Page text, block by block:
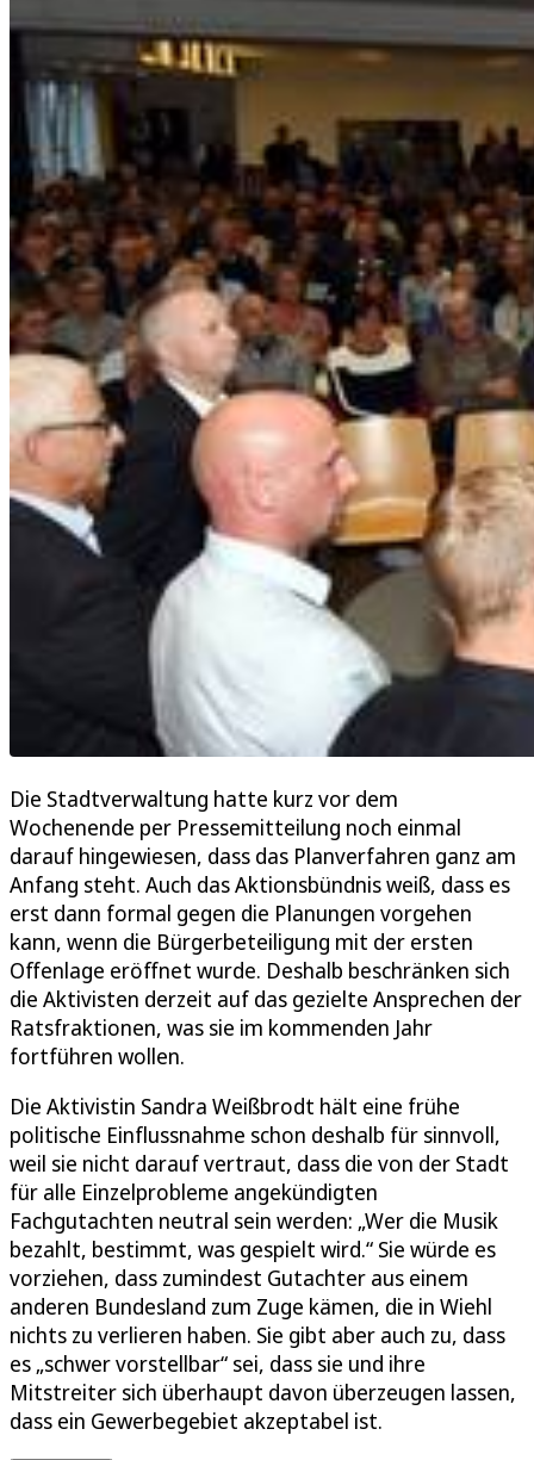
Die Stadtverwaltung hatte kurz vor dem
Wochenende per Pressemitteilung noch einmal
darauf hingewiesen, dass das Planverfahren ganz am
Anfang steht. Auch das Aktionsbündnis weiß, dass es
erst dann formal gegen die Planungen vorgehen
kann, wenn die Bürgerbeteiligung mit der ersten
Offenlage eröffnet wurde. Deshalb beschränken sich
die Aktivisten derzeit auf das gezielte Ansprechen der
Ratsfraktionen, was sie im kommenden Jahr
fortführen wollen.
Die Aktivistin Sandra Weißbrodt hält eine frühe
politische Einflussnahme schon deshalb für sinnvoll,
weil sie nicht darauf vertraut, dass die von der Stadt
für alle Einzelprobleme angekündigten
Fachgutachten neutral sein werden: „Wer die Musik
bezahlt, bestimmt, was gespielt wird.“ Sie würde es
vorziehen, dass zumindest Gutachter aus einem
anderen Bundesland zum Zuge kämen, die in Wiehl
nichts zu verlieren haben. Sie gibt aber auch zu, dass
es „schwer vorstellbar“ sei, dass sie und ihre
Mitstreiter sich überhaupt davon überzeugen lassen,
dass ein Gewerbegebiet akzeptabel ist.